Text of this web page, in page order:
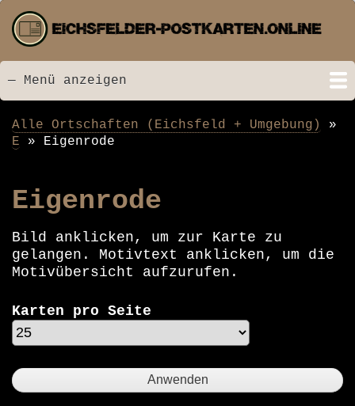
zum
Inhalt
Menü
— Menü anzeigen
Startseite
Neu hinzugefügt
Postkarten
Bildarchiv
Videos
Suche
Kontakt
Links
Spende
Pfadnavigation
Alle Ortschaften (Eichsfeld + Umgebung)
E
Eigenrode
Eigenrode
Bild anklicken, um zur Karte zu
gelangen. Motivtext anklicken, um die
Motivübersicht aufzurufen.
Karten pro Seite